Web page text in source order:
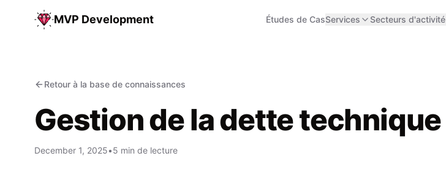
MVP Development Études de CasServices Secteurs d'activité
Retour à la base de connaissances
Gestion de la dette technique
December 1, 2025•5 min de lecture